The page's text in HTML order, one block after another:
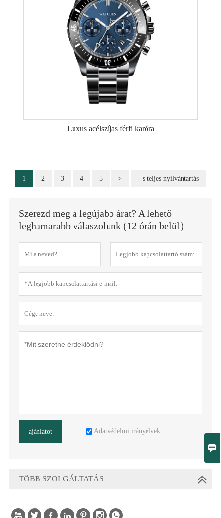

Luxus acélszíjas férfi karóra
1 2 3 4 5 > - s teljes nyilvántartás
Szerezd meg a legújabb árat? A lehető
leghamarabb válaszolunk (12 órán belül）
ajánlatot Adatvédelmi irányelvek
TÖBB SZOLGÁLTATÁS
      